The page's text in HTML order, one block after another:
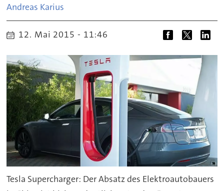
Andreas Karius
12. Mai 2015 - 11:46
Tesla Supercharger: Der Absatz des Elektroautobauers